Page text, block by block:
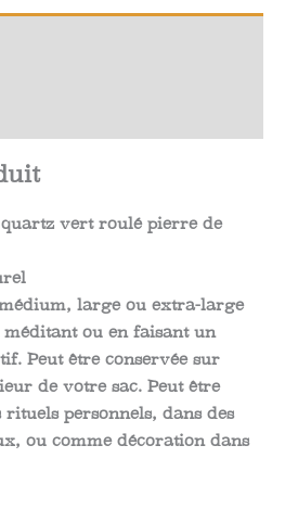
quartz vert roulé pierre de
large ou extra-large
ou en faisant un
Peut être conservée sur
de votre sac. Peut être
personnels, dans des
ou comme décoration dans